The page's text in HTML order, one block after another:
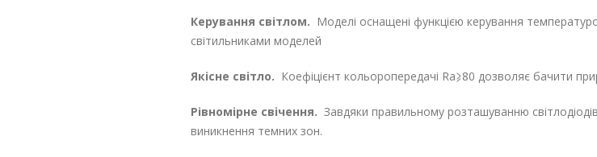
Керування світлом. Моделі оснащені функцією керування
світильниками моделей
Якісне світло. Коефіцієнт кольоропередачі Ra⩾80 дозволяє бачити
Рівномірне свічення. Завдяки правильному розташуванню
виникнення темних зон.